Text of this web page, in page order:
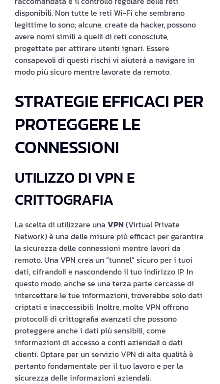
disponibili. Non tutte le reti Wi-Fi che sembrano
legittime lo sono; alcune, create da hacker, possono
avere nomi simili a quelli di reti conosciute,
progettate per attirare utenti ignari. Essere
consapevoli di questi rischi vi aiuterà a navigare in
modo più sicuro mentre lavorate da remoto.
STRATEGIE EFFICACI PER
PROTEGGERE LE
CONNESSIONI
UTILIZZO DI VPN E
CRITTOGRAFIA
La scelta di utilizzare una VPN(Virtual Private
Network) è una delle misure più efficaci per garantire
la sicurezza delle connessioni mentre lavori da
remoto. Una VPN crea un “tunnel” sicuro per i tuoi
dati, cifrandoli e nascondendo il tuo indirizzo IP. In
questo modo, anche se una terza parte cercasse di
intercettare le tue informazioni, troverebbe solo dati
criptati e inaccessibili. Inoltre, molte VPN offrono
protocolli di crittografia avanzati che possono
proteggere anche i dati più sensibili, come
informazioni di accesso a conti aziendali o dati
clienti. Optare per un servizio VPN di alta qualità è
pertanto fondamentale per il tuo lavoro e per la
sicurezza delle informazioni aziendali.